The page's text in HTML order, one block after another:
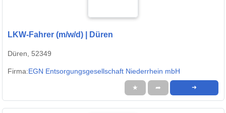
LKW-Fahrer (m/w/d) | Düren
Düren, 52349
Firma:EGN Entsorgungsgesellschaft Niederrhein mbH
★ ➦ ➜